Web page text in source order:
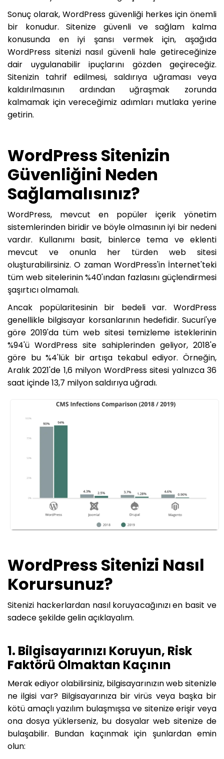
Sonuç olarak, WordPress güvenliği herkes için önemli
bir konudur. Sitenize güvenli ve sağlam kalma
konusunda en iyi şansı vermek için, aşağıda
WordPress sitenizi nasıl güvenli hale getireceğinize
dair uygulanabilir ipuçlarını gözden geçireceğiz.
Sitenizin tahrif edilmesi, saldırıya uğraması veya
kaldırılmasının ardından uğraşmak zorunda
kalmamak için vereceğimiz adımları mutlaka yerine
getirin.
WordPress Sitenizin
Güvenliğini Neden
Sağlamalısınız?
WordPress, mevcut en popüler içerik yönetim
sistemlerinden biridir ve böyle olmasının iyi bir nedeni
vardır. Kullanımı basit, binlerce tema ve eklenti
mevcut ve onunla her türden web sitesi
oluşturabilirsiniz. O zaman WordPress'in İnternet'teki
tüm web sitelerinin %40'ından fazlasını güçlendirmesi
şaşırtıcı olmamalı.
Ancak popülaritesinin bir bedeli var. WordPress
genellikle bilgisayar korsanlarının hedefidir. Sucuri'ye
göre 2019'da tüm web sitesi temizleme isteklerinin
%94'ü WordPress site sahiplerinden geliyor, 2018'e
göre bu %4'lük bir artışa tekabul ediyor. Örneğin,
Aralık 2021'de 1,6 milyon WordPress sitesi yalnızca 36
saat içinde 13,7 milyon saldırıya uğradı.
WordPress Sitenizi Nasıl
Korursunuz?
Sitenizi hackerlardan nasıl koruyacağınızı en basit ve
sadece şekilde gelin açıklayalım.
1. Bilgisayarınızı Koruyun, Risk
Faktörü Olmaktan Kaçının
Merak ediyor olabilirsiniz, bilgisayarınızın web sitenizle
ne ilgisi var? Bilgisayarınıza bir virüs veya başka bir
kötü amaçlı yazılım bulaşmışsa ve sitenize erişir veya
ona dosya yüklerseniz, bu dosyalar web sitenize de
bulaşabilir. Bundan kaçınmak için şunlardan emin
olun: